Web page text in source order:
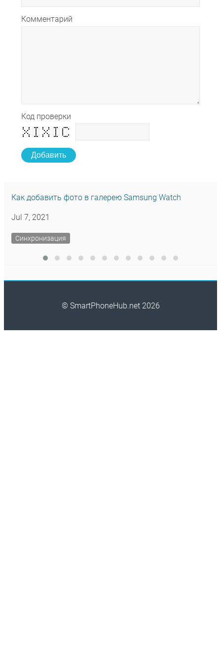
Комментарий
Код проверки
Добавить
Как добавить фото в галерею Samsung Watch
Jul 7, 2021
Синхронизация
© SmartPhoneHub.net 2026